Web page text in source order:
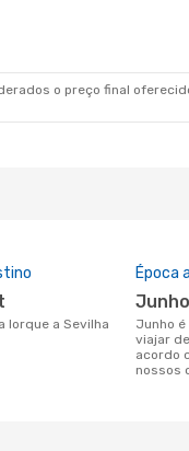
o preço final
Iorque a Sevilha
Época
junho
junho é a altura mais concorrida para
viajar
acordo
nossos